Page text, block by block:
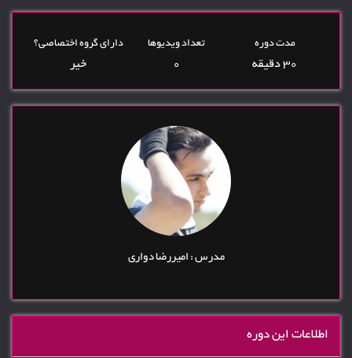
مدت دوره
30 دقیقه
تعداد ویدیوها
0
دارای گروه اختصاصی؟
خیر
مدرس : امیررضا دواری
اطلاعات این دوره